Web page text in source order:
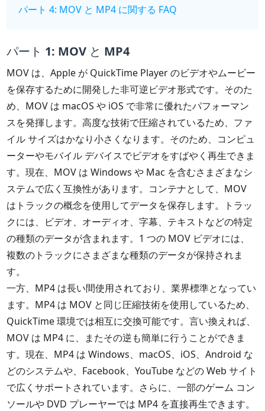
パート 4: MOV と MP4 に関する FAQ
パート 1: MOV と MP4
MOV は、Apple が QuickTime Player のビデオやムービー
を保存するために開発した非可逆ビデオ形式です。そのた
め、MOV は macOS や iOS で非常に優れたパフォーマン
スを発揮します。高度な技術で圧縮されているため、ファ
イル サイズはかなり小さくなります。そのため、コンピュ
ーターやモバイル デバイスでビデオをすばやく再生できま
す。現在、MOV は Windows や Mac を含むさまざまなシ
ステムで広く互換性があります。コンテナとして、MOV
はトラックの概念を使用してデータを保存します。トラッ
クには、ビデオ、オーディオ、字幕、テキストなどの特定
の種類のデータが含まれます。1 つの MOV ビデオには、
複数のトラックにさまざまな種類のデータが保持されま
す。
一方、MP4 は長い間使用されており、業界標準となってい
ます。MP4 は MOV と同じ圧縮技術を使用しているため、
QuickTime 環境では相互に交換可能です。言い換えれば、
MOV は MP4 に、またその逆も簡単に行うことができま
す。現在、MP4 は Windows、macOS、iOS、Android な
どのシステムや、Facebook、YouTube などの Web サイト
で広くサポートされています。さらに、一部のゲーム コン
ソールや DVD プレーヤーでは MP4 を直接再生できます。